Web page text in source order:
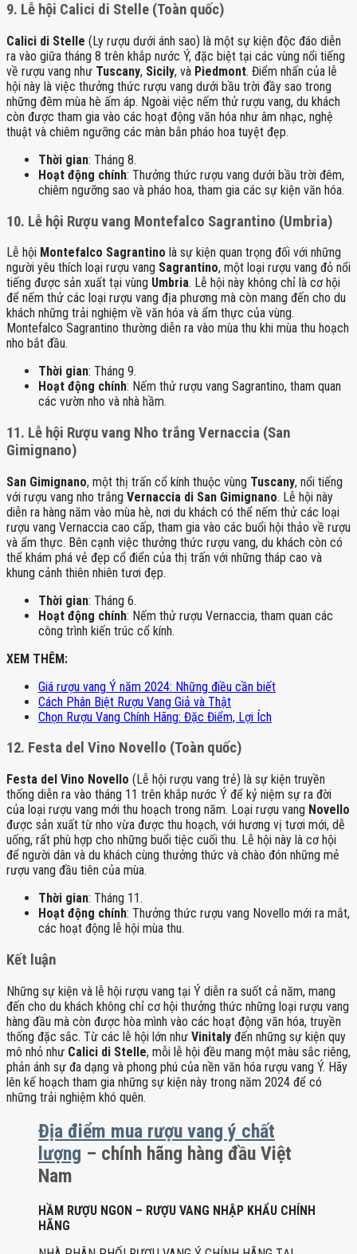
9. Lễ hội Calici di Stelle (Toàn quốc)
Calici di Stelle (Ly rượu dưới ánh sao) là một sự kiện độc đáo diễn
ra vào giữa tháng 8 trên khắp nước Ý, đặc biệt tại các vùng nổi tiếng
về rượu vang như Tuscany, Sicily, và Piedmont. Điểm nhấn của lễ
hội này là việc thưởng thức rượu vang dưới bầu trời đầy sao trong
những đêm mùa hè ấm áp. Ngoài việc nếm thử rượu vang, du khách
còn được tham gia vào các hoạt động văn hóa như âm nhạc, nghệ
thuật và chiêm ngưỡng các màn bắn pháo hoa tuyệt đẹp.
Thời gian: Tháng 8.
Hoạt động chính: Thưởng thức rượu vang dưới bầu trời đêm,
chiêm ngưỡng sao và pháo hoa, tham gia các sự kiện văn hóa.
10. Lễ hội Rượu vang Montefalco Sagrantino (Umbria)
Lễ hội Montefalco Sagrantino là sự kiện quan trọng đối với những
người yêu thích loại rượu vang Sagrantino, một loại rượu vang đỏ nổi
tiếng được sản xuất tại vùng Umbria. Lễ hội này không chỉ là cơ hội
để nếm thử các loại rượu vang địa phương mà còn mang đến cho du
khách những trải nghiệm về văn hóa và ẩm thực của vùng.
Montefalco Sagrantino thường diễn ra vào mùa thu khi mùa thu hoạch
nho bắt đầu.
Thời gian: Tháng 9.
Hoạt động chính: Nếm thử rượu vang Sagrantino, tham quan
các vườn nho và nhà hầm.
11. Lễ hội Rượu vang Nho trắng Vernaccia (San
Gimignano)
San Gimignano, một thị trấn cổ kính thuộc vùng Tuscany, nổi tiếng
với rượu vang nho trắng Vernaccia di San Gimignano. Lễ hội này
diễn ra hàng năm vào mùa hè, nơi du khách có thể nếm thử các loại
rượu vang Vernaccia cao cấp, tham gia vào các buổi hội thảo về rượu
và ẩm thực. Bên cạnh việc thưởng thức rượu vang, du khách còn có
thể khám phá vẻ đẹp cổ điển của thị trấn với những tháp cao và
khung cảnh thiên nhiên tươi đẹp.
Thời gian: Tháng 6.
Hoạt động chính: Nếm thử rượu Vernaccia, tham quan các
công trình kiến trúc cổ kính.
XEM THÊM:
Giá rượu vang Ý năm 2024: Những điều cần biết
Cách Phân Biệt Rượu Vang Giả và Thật
Chọn Rượu Vang Chính Hãng: Đặc Điểm, Lợi Ích
12. Festa del Vino Novello (Toàn quốc)
Festa del Vino Novello (Lễ hội rượu vang trẻ) là sự kiện truyền
thống diễn ra vào tháng 11 trên khắp nước Ý để kỷ niệm sự ra đời
của loại rượu vang mới thu hoạch trong năm. Loại rượu vang Novello
được sản xuất từ nho vừa được thu hoạch, với hương vị tươi mới, dễ
uống, rất phù hợp cho những buổi tiệc cuối thu. Lễ hội này là cơ hội
để người dân và du khách cùng thưởng thức và chào đón những mẻ
rượu vang đầu tiên của mùa.
Thời gian: Tháng 11.
Hoạt động chính: Thưởng thức rượu vang Novello mới ra mắt,
các hoạt động lễ hội mùa thu.
Kết luận
Những sự kiện và lễ hội rượu vang tại Ý diễn ra suốt cả năm, mang
đến cho du khách không chỉ cơ hội thưởng thức những loại rượu vang
hàng đầu mà còn được hòa mình vào các hoạt động văn hóa, truyền
thống đặc sắc. Từ các lễ hội lớn như Vinitaly đến những sự kiện quy
mô nhỏ như Calici di Stelle, mỗi lễ hội đều mang một màu sắc riêng,
phản ánh sự đa dạng và phong phú của nền văn hóa rượu vang Ý. Hãy
lên kế hoạch tham gia những sự kiện này trong năm 2024 để có
những trải nghiệm khó quên.
Địa điểm mua rượu vang ý chất
lượng – chính hãng hàng đầu Việt
Nam
HẦM RƯỢU NGON – RƯỢU VANG NHẬP KHẨU CHÍNH
HÃNG